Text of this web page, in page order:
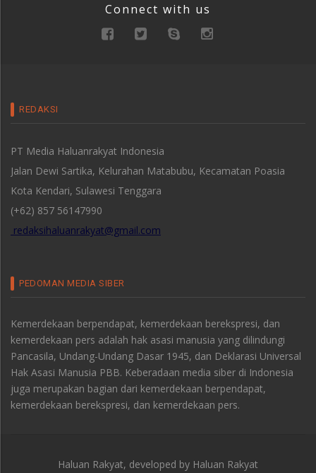
Connect with us
REDAKSI
PT Media Haluanrakyat Indonesia
Jalan Dewi Sartika, Kelurahan Matabubu, Kecamatan Poasia
Kota Kendari, Sulawesi Tenggara
(+62) 857 56147990
redaksihaluanrakyat@gmail.com
PEDOMAN MEDIA SIBER
Kemerdekaan berpendapat, kemerdekaan berekspresi, dan
kemerdekaan pers adalah hak asasi manusia yang dilindungi
Pancasila, Undang-Undang Dasar 1945, dan Deklarasi Universal
Hak Asasi Manusia PBB. Keberadaan media siber di Indonesia
juga merupakan bagian dari kemerdekaan berpendapat,
kemerdekaan berekspresi, dan kemerdekaan pers.
Haluan Rakyat, developed by Haluan Rakyat